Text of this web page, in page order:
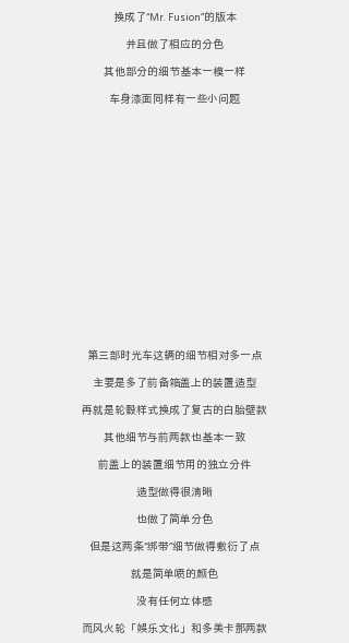
换成了“Mr. Fusion”的版本
并且做了相应的分色
其他部分的细节基本一模一样
车身漆面同样有一些小问题
第三部时光车这辆的细节相对多一点
主要是多了前备箱盖上的装置造型
再就是轮毂样式换成了复古的白胎壁款
其他细节与前两款也基本一致
前盖上的装置细节用的独立分件
造型做得很清晰
也做了简单分色
但是这两条“绑带”细节做得敷衍了点
就是简单喷的颜色
没有任何立体感
而风火轮「娱乐文化」和多美卡那两款